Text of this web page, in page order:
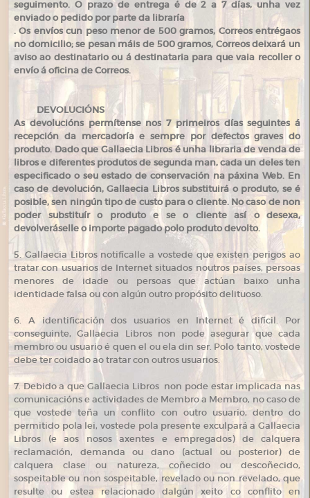
seguimento. O prazo de entrega é de 2 a 7 días, unha vez
enviado o pedido por parte da libraría
. Os envíos cun peso menor de 500 gramos, Correos entrégaos
no domicilio; se pesan máis de 500 gramos, Correos deixará un
aviso ao destinatario ou á destinataria para que vaia recoller o
envío á oficina de Correos.
DEVOLUCIÓNS
As devolucións permítense nos 7 primeiros días seguintes á
recepción da mercadoría e sempre por defectos graves do
produto. Dado que Gallaecia Libros é unha libraria de venda de
libros e diferentes produtos de segunda man, cada un deles ten
especificado o seu estado de conservación na páxina Web. En
caso de devolución, Gallaecia Libros substituirá o produto, se é
posible, sen ningún tipo de custo para o cliente. No caso de non
poder substituír o produto e se o cliente así o desexa,
devolveráselle o importe pagado polo produto devolto.
5. Gallaecia Libros notifícalle a vostede que existen perigos ao
tratar con usuarios de Internet situados noutros países, persoas
menores de idade ou persoas que actúan baixo unha
identidade falsa ou con algún outro propósito delituoso.
6. A identificación dos usuarios en Internet é difícil. Por
conseguinte, Gallaecia Libros non pode asegurar que cada
membro ou usuario é quen el ou ela din ser. Polo tanto, vostede
debe ter coidado ao tratar con outros usuarios.
7. Debido a que Gallaecia Libros non pode estar implicada nas
comunicacións e actividades de Membro a Membro, no caso de
que vostede teña un conflito con outro usuario, dentro do
permitido pola lei, vostede pola presente exculpará a Gallaecia
Libros (e aos nosos axentes e empregados) de calquera
reclamación, demanda ou dano (actual ou posterior) de
calquera clase ou natureza, coñecido ou descoñecido,
sospeitable ou non sospeitable, revelado ou non revelado, que
resulte ou estea relacionado dalgún xeito co conflito en